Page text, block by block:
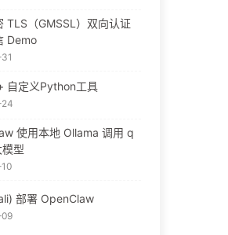
TLS（GMSSL）双向认证
Demo
自定义Python工具
使用本地 Ollama 调用 q
型
部署 OpenClaw